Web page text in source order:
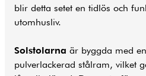
blir detta setet en tidlös och
utomhusliv.
Solstolarna är byggda med
pulverlackerad stålram, vilket